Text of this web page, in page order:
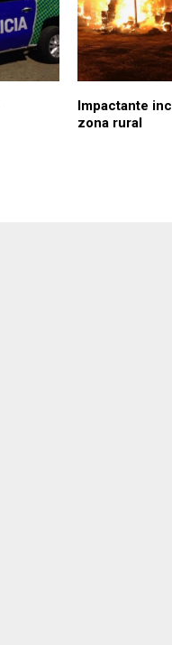
Impactante
zona rural